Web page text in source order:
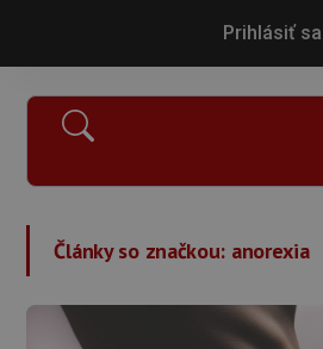
Prihlásiť sa
Články so značkou: anorexia